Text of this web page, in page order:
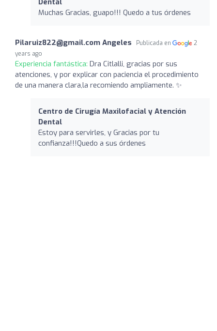
Muchas Gracias, guapo!!! Quedo a tus órdenes
Pilaruiz822@gmail.com Angeles Publicada en
2
years ago
Experiencia fantástica: Dra Citlalli, gracias por sus
atenciones, y por explicar con paciencia el procedimiento
de una manera clara,la recomiendo ampliamente. ✨
Centro de Cirugía Maxilofacial y Atención
Dental
Estoy para servirles, y Gracias por tu
confianza!!!Quedo a sus órdenes